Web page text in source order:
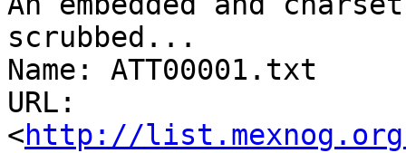
scrubbed...
Name: ATT00001.txt
URL:
<http://